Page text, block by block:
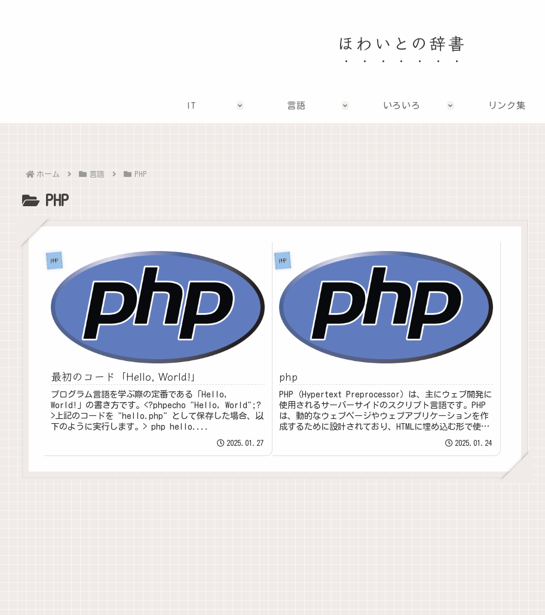
ほわいとの辞書
IT 言語 いろいろ リンク集
ホーム 言語 PHP
PHP
PHP
最初のコード「Hello, World!」
プログラム言語を学ぶ際の定番である「Hello,
World!」の書き方です。<?phpecho "Hello, World";?
>上記のコードを "hello.php" として保存した場合、以
下のように実行します。> php hello....
2025.01.27
PHP
php
PHP（Hypertext Preprocessor）は、主にウェブ開発に
使用されるサーバーサイドのスクリプト言語です。PHP
は、動的なウェブページやウェブアプリケーションを作
成するために設計されており、HTMLに埋め込む形で使用
2025.01.24